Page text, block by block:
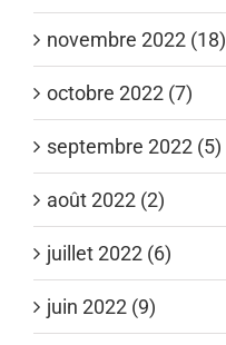
novembre 2022 (18)
octobre 2022 (7)
septembre 2022 (5)
août 2022 (2)
juillet 2022 (6)
juin 2022 (9)